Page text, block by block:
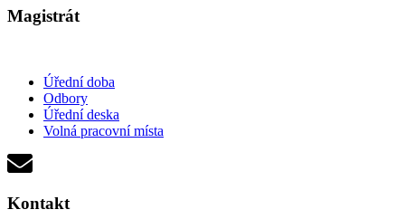
Magistrát
Úřední doba
Odbory
Úřední deska
Volná pracovní místa
Kontakt